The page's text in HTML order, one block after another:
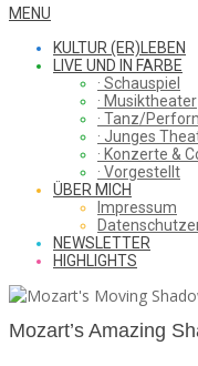
WHAT
SAW
FROM
Secondary
Menu
MENU
KULTUR (ER)LEBEN
LIVE UND IN FARBE
· Schauspiel
· Musiktheater
· Tanz/
· Junges
· Konzerte &
· Vorgestellt
ÜBER MICH
Impressum
NEWSLETTER
HIGHLIGHTS
Mozart’s Amazing